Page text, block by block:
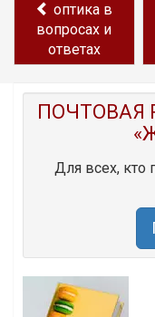
оптика в
вопросах и
ответах
ПОЧТОВАЯ
Для всех, кто